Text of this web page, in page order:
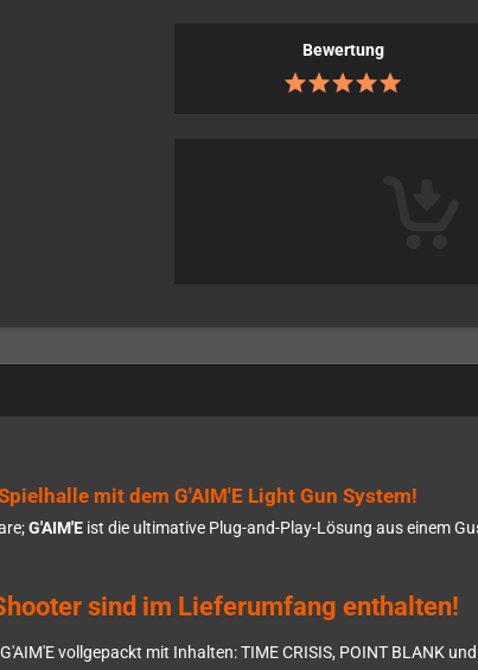
Bewertung
mit dem G'AIM'E Light Gun System!
G'AIM'E ist die ultimative Plug-and-Play-Lösung aus einem
sind im Lieferumfang enthalten!
vollgepackt mit Inhalten: TIME CRISIS, POINT BLANK und